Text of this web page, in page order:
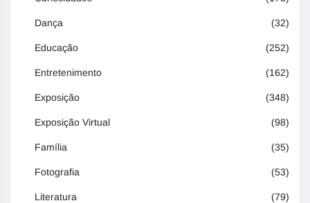
Dança (32)
Educação (252)
Entretenimento (162)
Exposição (348)
Exposição Virtual (98)
Família (35)
Fotografia (53)
Literatura (79)